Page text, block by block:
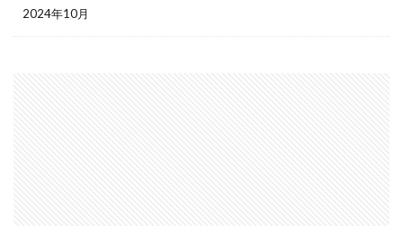
2024年10月